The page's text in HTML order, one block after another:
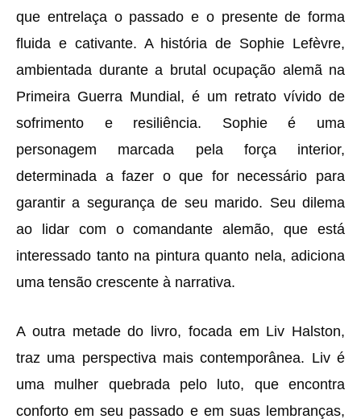
que entrelaça o passado e o presente de forma
fluida e cativante. A história de Sophie Lefèvre,
ambientada durante a brutal ocupação alemã na
Primeira Guerra Mundial, é um retrato vívido de
sofrimento e resiliência. Sophie é uma
personagem marcada pela força interior,
determinada a fazer o que for necessário para
garantir a segurança de seu marido. Seu dilema
ao lidar com o comandante alemão, que está
interessado tanto na pintura quanto nela, adiciona
uma tensão crescente à narrativa.
A outra metade do livro, focada em Liv Halston,
traz uma perspectiva mais contemporânea. Liv é
uma mulher quebrada pelo luto, que encontra
conforto em seu passado e em suas lembranças,